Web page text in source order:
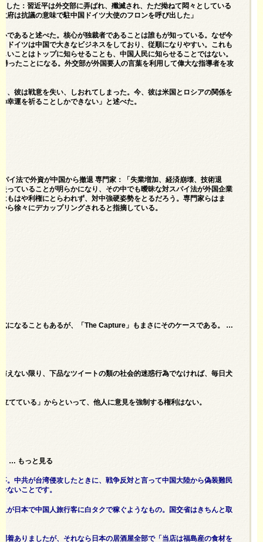
た：習近平は外交部に弄ばれ、殲滅され、ただ拗ねて悶々としている
府は抗議の意味で駐中国ドイツ大使のフロンを呼び出した」
であると述べた。核心が独裁者であることは誰もが知っている。なぜ今
ドイツは中国で大きなビジネスをしており、従順になりやすい。これも
ことはトップに知らせることも、中国人民に知らせることではない。
ったことになる。外交部が外国要人の言葉を利用して偉大な指導者を攻
、彼は戦意を失い、しおれてしまった。今、彼は米国とロシアの関係を
幸運を祈ることしかできない」と述べた。
イ法で外資が中国から撤退 専門家：「失業増加、経済崩壊、技術退
っていることが明らかになり、その中でも曖昧な対スパイ法が外国企業
もはや利権にとらわれず、対中強硬姿勢をとるだろう。専門家らはま
ら徐々にデカップリングされると指摘している。
になることもあるが、「The Capture」もまさにそのケースである。 …
えない限り、下品なツイートの類の社会的迷惑行為でなければ、毎日犬
てている」からといって、他人に意見を強制する権利はない。
… もっと見る
。中共が台湾侵攻したときに、戦争反対と言って中国大陸から偽装難民
ないことです。
が日本で中国人旅行客に白タクで稼ぐようなもの。国交省はきちんと取
着ありましたが、それなら日本の居酒屋全部で「当店は福島産の食材を